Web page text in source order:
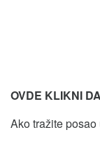
OVDE KLIKNI
Ako tražite